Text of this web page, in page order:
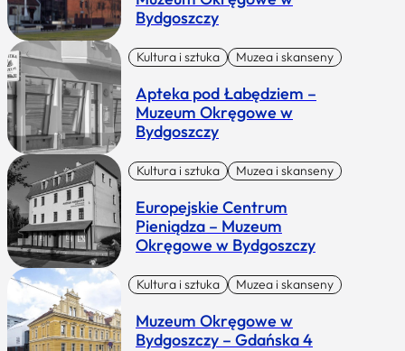
Bydgoszczy
Kultura i sztuka Muzea i skanseny
Apteka pod Łabędziem –
Muzeum Okręgowe w
Bydgoszczy
Kultura i sztuka Muzea i skanseny
Europejskie Centrum
Pieniądza – Muzeum
Okręgowe w Bydgoszczy
Kultura i sztuka Muzea i skanseny
Muzeum Okręgowe w
Bydgoszczy – Gdańska 4